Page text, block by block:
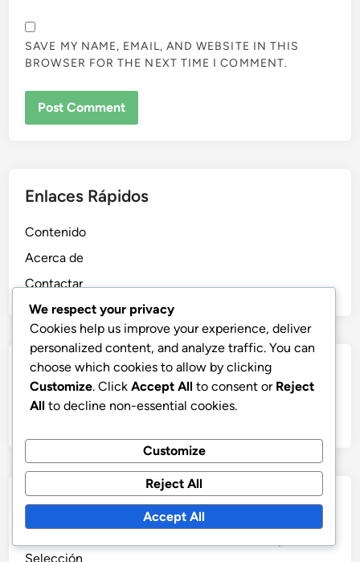
SAVE MY NAME, EMAIL, AND WEBSITE IN THIS
BROWSER FOR THE NEXT TIME I COMMENT.
Enlaces Rápidos
Contenido
Acerca de
Contactar
Buscar
Search
Últimas Publicaciones
Selección
We respect your privacy
Cookies help us improve your experience, deliver
personalized content, and analyze traffic. You can
choose which cookies to allow by clicking
Customize. Click Accept All to consent or Reject
All to decline non-essential cookies.
Customize
Reject All
Accept All